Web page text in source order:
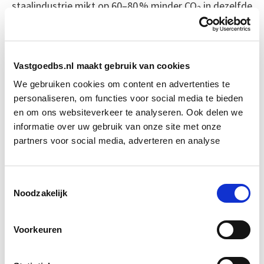
Vastgoedbs.nl maakt gebruik van cookies
We gebruiken cookies om content en advertenties te
personaliseren, om functies voor social media te bieden
en om ons websiteverkeer te analyseren. Ook delen we
informatie over uw gebruik van onze site met onze
partners voor social media, adverteren en analyse
Noodzakelijk
Voorkeuren
staalindustrie mikt op 60–80 % minder CO2 in dezelfde
periode, terwijl in de houtsector vol ingezet wordt op
duurzaam geproduceerd hout, hoogwaardig
Voor ketens zoals glas, keramiek, gips en kunststof
zijn de doelstellingen minder concreet: deze partijen
willen wel meer recyclen, maar kunnen nog geen harde
cijfers geven of duidelijk aangeven hoeveel
materiaalstromen vrijkomen.
in deze opleidingen: